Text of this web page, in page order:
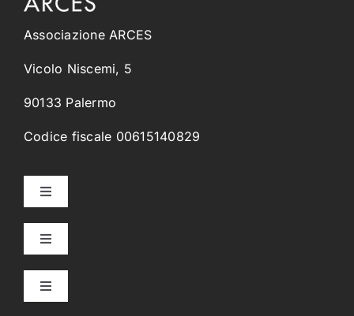
Associazione ARCES
Vicolo Niscemi, 5
90133 Palermo
Codice fiscale 00615140829
Toggle
Home
Chi Siamo
Toggle
Collegi Universitari
Toggle